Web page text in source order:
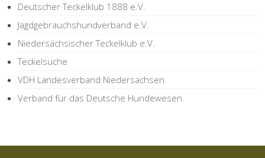
Deutscher Teckelklub 1888 e.V.
Jagdgebrauchshundverband e.V.
Niedersächsischer Teckelklub e.V.
Teckelsuche
VDH Landesverband Niedersachsen
Verband für das Deutsche Hundewesen